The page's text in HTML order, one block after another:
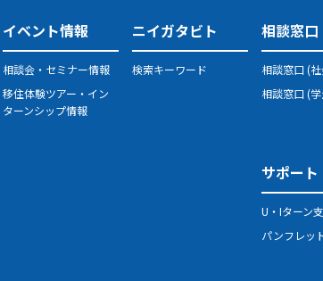
イベント情報
相談会・セミナー情報
移住体験ツアー・イン
ターンシップ情報
ニイガタビト
検索キーワード
相談窓口
相談窓口 (
相談窓口 (
サポート
U・Iターン
パンフレッ